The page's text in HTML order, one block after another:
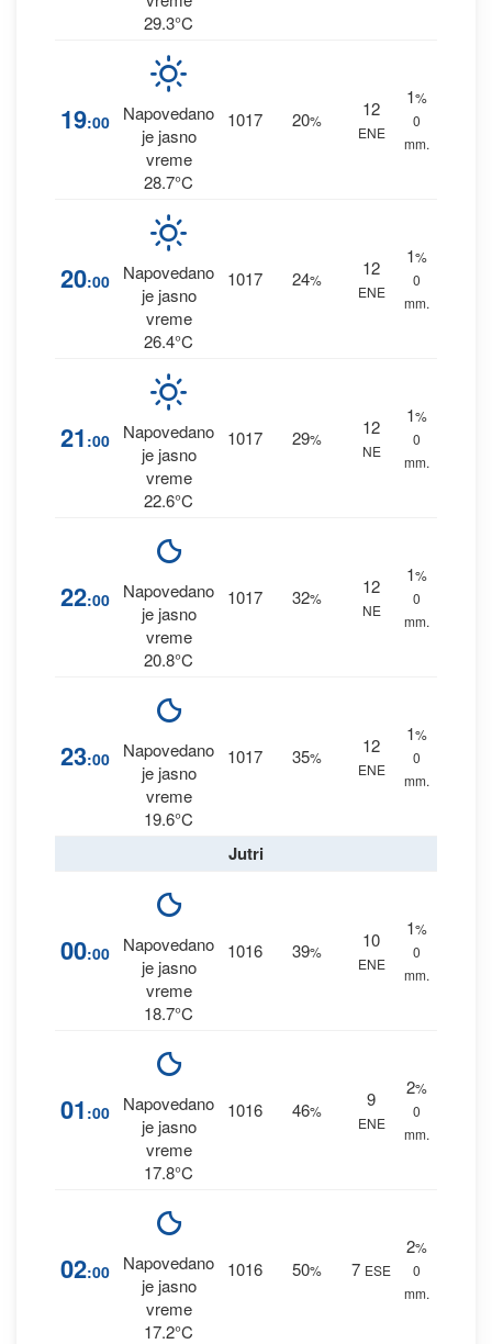
29.3°C
19:00
Napovedano
je jasno
vreme
28.7°C
1017 20%
12
ENE
1%
0
mm.
20:00
Napovedano
je jasno
vreme
26.4°C
1017 24%
12
ENE
1%
0
mm.
21 :00
Napovedano
je jasno
vreme
22.6°C
1017 29%
12
NE
1%
0
mm.
22:00
Napovedano
je jasno
vreme
20.8°C
1017 32%
12
NE
1%
0
mm.
23:00
Napovedano
je jasno
vreme
19.6°C
1017 35%
12
ENE
1%
0
mm.
Jutri
00:00
Napovedano
je jasno
vreme
18.7°C
1016 39%
10
ENE
1%
0
mm.
01 :00
Napovedano
je jasno
vreme
17.8°C
1016 46%
9
ENE
2%
0
mm.
02:00
Napovedano
je jasno
vreme
17.2°C
1016 50% 7 ESE
2%
0
mm.